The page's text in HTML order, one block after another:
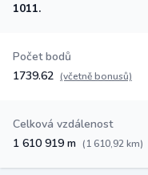
1011.
Počet bodů
1739.62 (včetně bonusů)
Celková vzdálenost
1 610 919 m (1 610,92 km)